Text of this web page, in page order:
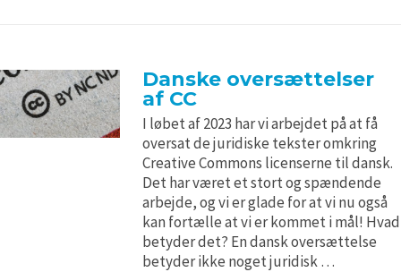
Danske oversættelser
af CC
I løbet af 2023 har vi arbejdet på at få
oversat de juridiske tekster omkring
Creative Commons licenserne til dansk.
Det har været et stort og spændende
arbejde, og vi er glade for at vi nu også
kan fortælle at vi er kommet i mål! Hvad
betyder det? En dansk oversættelse
betyder ikke noget juridisk …